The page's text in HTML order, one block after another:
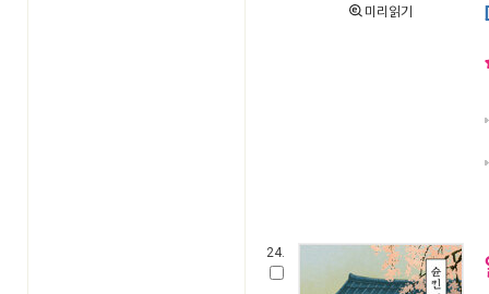
미리읽기
24.